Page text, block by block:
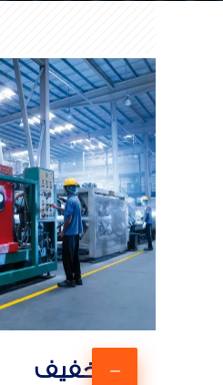
وزن خفيف